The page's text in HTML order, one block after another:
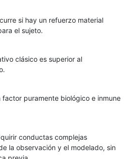
si hay un refuerzo material
el sujeto.
clásico es superior al
factor puramente biológico e inmune
conductas complejas
la observación y el modelado, sin